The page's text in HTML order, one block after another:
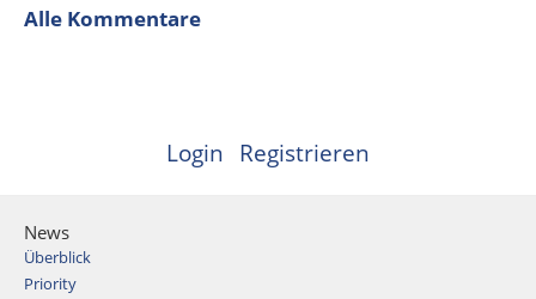
Alle Kommentare
Login Registrieren
News
Überblick
Priority